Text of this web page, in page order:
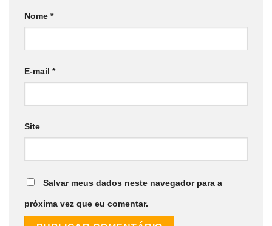
Nome *
E-mail *
Site
Salvar meus dados neste navegador para a
próxima vez que eu comentar.